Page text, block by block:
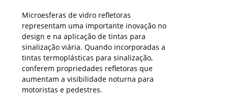
Microesferas de vidro refletoras
representam uma importante inovação no
design e na aplicação de tintas para
sinalização viária. Quando incorporadas a
tintas termoplásticas para sinalização,
conferem propriedades refletoras que
aumentam a visibilidade noturna para
motoristas e pedestres.